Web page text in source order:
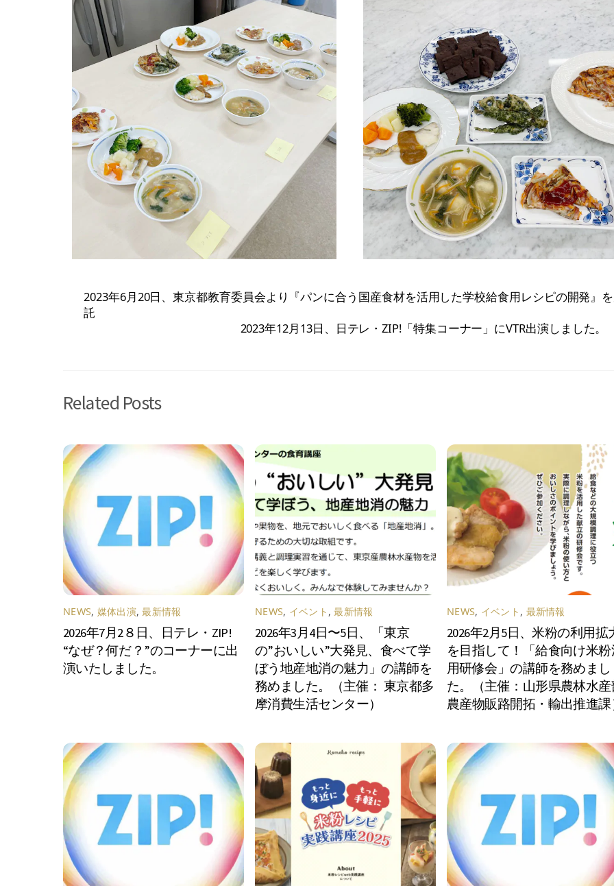
2023年6月20日、東京都教育委員会より『パンに合う国産食材を活用した学校給食用レシピの開発』
託
2023年12月13日、日テレ・ZIP!「特集コーナー」にVTR出演しました。
Related Posts
NEWS, 媒体出演,最新情報
2026年7月2８日、日テレ・ZIP!
“なぜ？何だ？”のコーナーに出
演いたしました。
NEWS, イベント ,最新情報
2026年3月4日〜5日、「東京
の”おいしい”大発見、食べて学
ぼう地産地消の魅力」の講師を
務めました。（主催： 東京都多
摩消費生活センター）
NEWS, イベント , 最新情報
2026年2月5日、米粉の利用拡
を目指して！「給食向け米粉
用研修会」の講師を務めまし
た。（主催：山形県農林水産
農産物販路開拓・輸出推進課